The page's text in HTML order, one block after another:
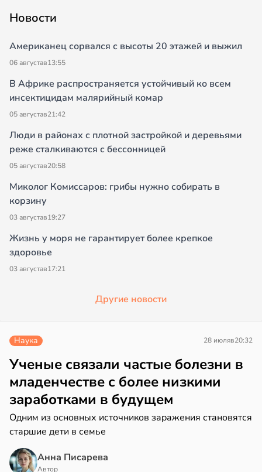
Новости
Американец сорвался с высоты 20 этажей и выжил
06 августав13:55
В Африке распространяется устойчивый ко всем
инсектицидам малярийный комар
05 августав21:42
Люди в районах с плотной застройкой и деревьями
реже сталкиваются с бессонницей
05 августав20:58
Миколог Комиссаров: грибы нужно собирать в
корзину
03 августав19:27
Жизнь у моря не гарантирует более крепкое
здоровье
03 августав17:21
Другие новости
Наука 28 июляв20:32
Ученые связали частые болезни в
младенчестве с более низкими
заработками в будущем
Одним из основных источников заражения становятся
старшие дети в семье
Анна Писарева
Автор